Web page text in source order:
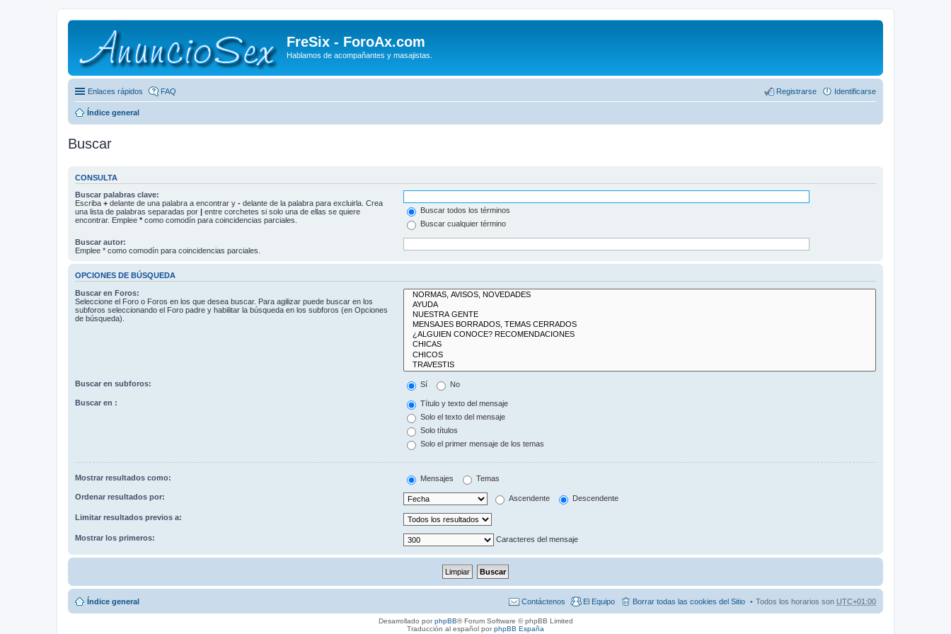
FreSix - ForoAx.com
Hablamos de acompañantes y masajistas.
Enlaces rápidos FAQ Identificarse
Registrarse
Índice general
Buscar
CONSULTA
Buscar palabras clave:
Escriba + delante de una palabra a encontrar y - delante de la palabra para excluirla. Crea
una lista de palabras separadas por | entre corchetes si solo una de ellas se quiere
encontrar. Emplee * como comodín para coincidencias parciales.
Buscar todos los términos
Buscar cualquier término
Buscar autor:
Emplee * como comodín para coincidencias parciales.
OPCIONES DE BÚSQUEDA
Buscar en Foros:
Seleccione el Foro o Foros en los que desea buscar. Para agilizar puede buscar en los
subforos seleccionando el Foro padre y habilitar la búsqueda en los subforos (en Opciones
de búsqueda).
Buscar en subforos: Sí No
Buscar en :
Título y texto del mensaje
Solo el texto del mensaje
Solo títulos
Solo el primer mensaje de los temas
Mostrar resultados como: Mensajes Temas
Ordenar resultados por: Ascendente Descendente
Limitar resultados previos a:
Mostrar los primeros: Caracteres del mensaje
Índice general Todos los horarios son UTC+01:00
Borrar todas las cookies del Sitio
El Equipo
Contáctenos
Desarrollado porphpBB® Forum Software © phpBB Limited
Traducción al español porphpBB España